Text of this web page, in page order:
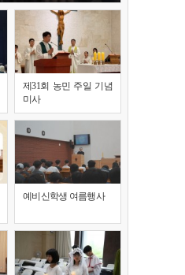
제31회 농민 주일 기념
미사
예비신학생 여름행사